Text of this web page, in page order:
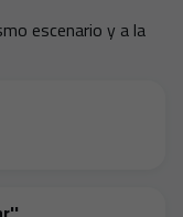
escenario y a la